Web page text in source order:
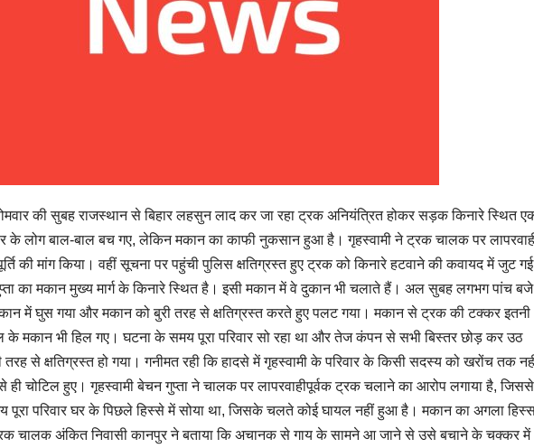
की सुबह राजस्थान से बिहार लहसुन लाद कर जा रहा ट्रक अनियंत्रित होकर सड़क किनारे स्थित
के लोग बाल-बाल बच गए, लेकिन मकान का काफी नुकसान हुआ है। गृहस्वामी ने ट्रक चालक पर
की मांग किया। वहीं सूचना पर पहुंची पुलिस क्षतिग्रस्त हुए ट्रक को किनारे हटवाने की कवायद में जुट
का मकान मुख्य मार्ग के किनारे स्थित है। इसी मकान में वे दुकान भी चलाते हैं। अल सुबह लगभग पांच बजे
में घुस गया और मकान को बुरी तरह से क्षतिग्रस्त करते हुए पलट गया। मकान से ट्रक की टक्कर इतनी
के मकान भी हिल गए। घटना के समय पूरा परिवार सो रहा था और तेज कंपन से सभी बिस्तर छोड़ कर उठ
से क्षतिग्रस्त हो गया। गनीमत रही कि हादसे में गृहस्वामी के परिवार के किसी सदस्य को खरोंच तक
चोटिल हुए। गृहस्वामी बेचन गुप्ता ने चालक पर लापरवाहीपूर्वक ट्रक चलाने का आरोप लगाया है, जिससे
परिवार घर के पिछले हिस्से में सोया था, जिसके चलते कोई घायल नहीं हुआ है। मकान का अगला
ट्रक चालक अंकित निवासी कानपुर ने बताया कि अचानक से गाय के सामने आ जाने से उसे बचाने के चक्कर में